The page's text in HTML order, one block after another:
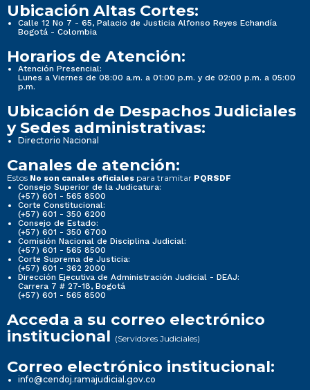
Ubicación Altas Cortes:
Calle 12 No 7 - 65, Palacio de Justicia Alfonso Reyes Echandía
Bogotá - Colombia
Horarios de Atención:
Atención Presencial:
Lunes a Viernes de 08:00 a.m. a 01:00 p.m. y de 02:00 p.m. a 05:00
p.m.
Ubicación de Despachos Judiciales
y Sedes administrativas:
Directorio Nacional
Canales de atención:
Estos No son canales oficiales para tramitar PQRSDF
Consejo Superior de la Judicatura:
(+57) 601 - 565 8500
Corte Constitucional:
(+57) 601 - 350 6200
Consejo de Estado:
(+57) 601 - 350 6700
Comisión Nacional de Disciplina Judicial:
(+57) 601 - 565 8500
Corte Suprema de Justicia:
(+57) 601 - 362 2000
Dirección Ejecutiva de Administración Judicial - DEAJ:
Carrera 7 # 27-18, Bogotá
(+57) 601 - 565 8500
Acceda a su correo electrónico
institucional (Servidores Judiciales)
Correo electrónico institucional:
info@cendoj.ramajudicial.gov.co